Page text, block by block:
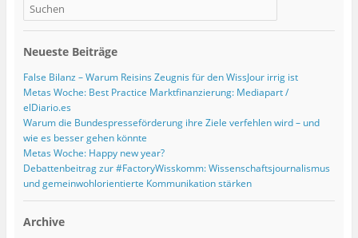
Neueste Beiträge
False Bilanz – Warum Reisins Zeugnis für den WissJour irrig ist
Metas Woche: Best Practice Marktfinanzierung: Mediapart /
elDiario.es
Warum die Bundespresseförderung ihre Ziele verfehlen wird – und
wie es besser gehen könnte
Metas Woche: Happy new year?
Debattenbeitrag zur #FactoryWisskomm: Wissenschaftsjournalismus
und gemeinwohlorientierte Kommunikation stärken
Archive